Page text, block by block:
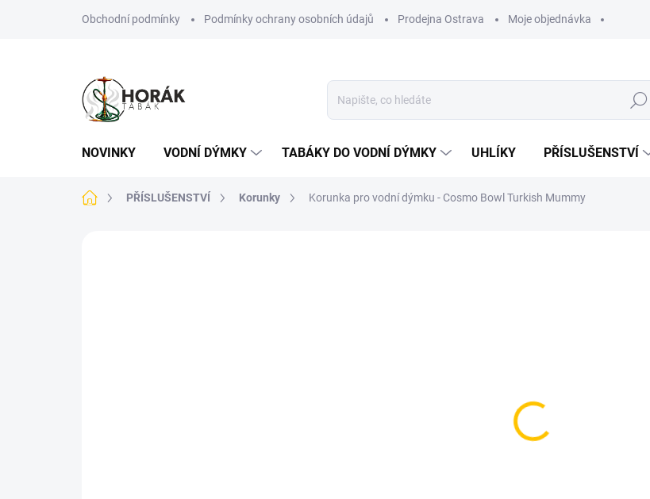
Obchodní podmínky Podmínky ochrany osobních údajů Prodejna Ostrava Moje objednávka
Hledat
NOVINKY VODNÍ DÝMKY TABÁKY DO VODNÍ DÝMKY UHLÍKY PŘÍSLUŠENSTVÍ
Domů PŘÍSLUŠENSTVÍ Korunky Korunka pro vodní dýmku - Cosmo Bowl Turkish Mummy